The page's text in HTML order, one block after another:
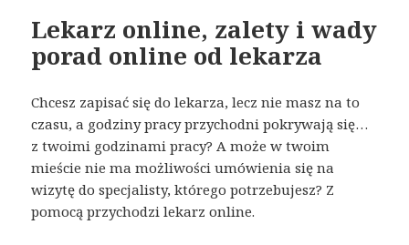
Lekarz online, zalety i wady
porad online od lekarza
Chcesz zapisać się do lekarza, lecz nie masz na to
czasu, a godziny pracy przychodni pokrywają się…
z twoimi godzinami pracy? A może w twoim
mieście nie ma możliwości umówienia się na
wizytę do specjalisty, którego potrzebujesz? Z
pomocą przychodzi lekarz online.